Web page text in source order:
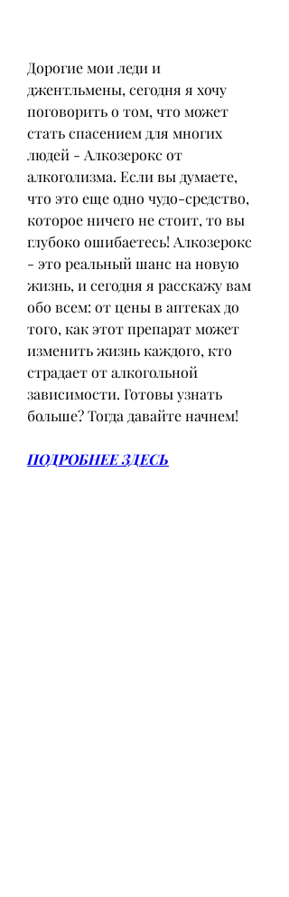
Дорогие мои леди и
джентльмены, сегодня я хочу
поговорить о том, что может
стать спасением для многих
людей - Алкозерокс от
алкоголизма. Если вы думаете,
что это еще одно чудо-средство,
которое ничего не стоит, то вы
глубоко ошибаетесь! Алкозерокс
- это реальный шанс на новую
жизнь, и сегодня я расскажу вам
обо всем: от цены в аптеках до
того, как этот препарат может
изменить жизнь каждого, кто
страдает от алкогольной
зависимости. Готовы узнать
больше? Тогда давайте начнем!
ПОДРОБНЕЕ ЗДЕСЬ